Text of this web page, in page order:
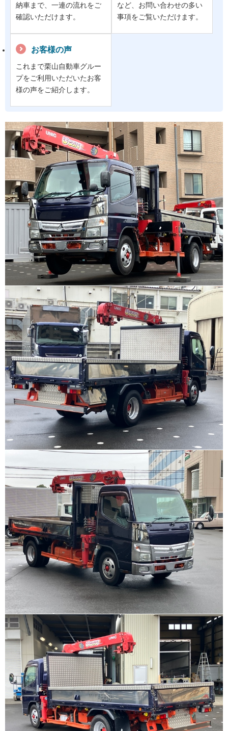
納車まで、一連の流れをご
確認いただけます。
など、お問い合わせの多い
事項をご覧いただけます。
お客様の声
これまで栗山自動車グルー
プをご利用いただいたお客
様の声をご紹介します。